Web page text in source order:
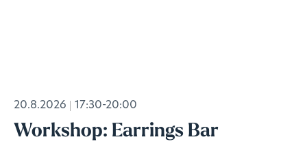
20.8.2026 17:30-20:00
Workshop: Earrings Bar